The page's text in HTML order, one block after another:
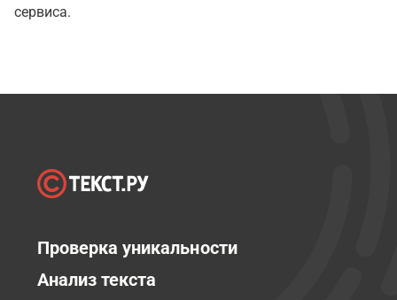
сервиса.
Проверка уникальности
Анализ текста